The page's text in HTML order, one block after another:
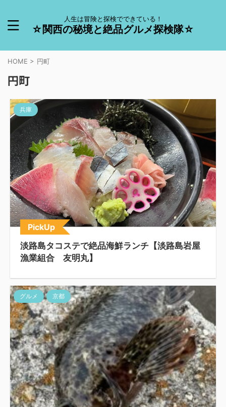
人生は冒険と探検でできている！
☆関西の秘境と絶品グルメ探検隊☆
HOME > 円町
円町
兵庫
PickUp
淡路島タコステで絶品海鮮ランチ【淡路島岩屋
漁業組合 友明丸】
グルメ 京都